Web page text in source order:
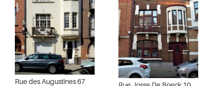
Rue des Augustines 67